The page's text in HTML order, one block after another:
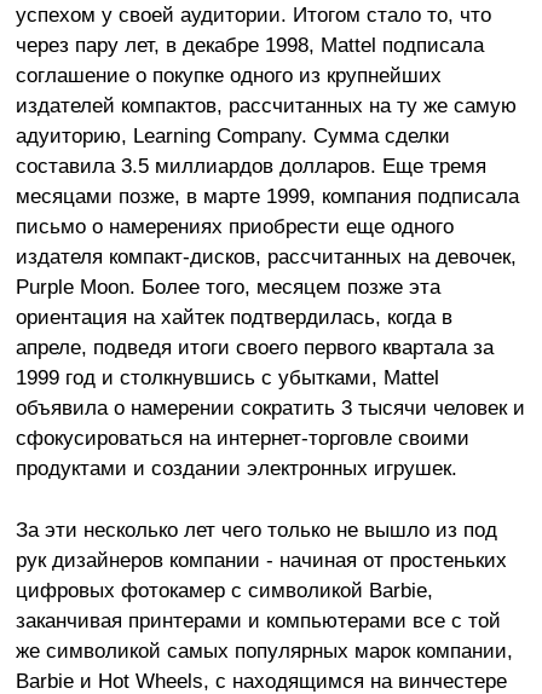
успехом у своей аудитории. Итогом стало то, что
через пару лет, в декабре 1998, Mattel подписала
соглашение о покупке одного из крупнейших
издателей компактов, рассчитанных на ту же самую
адуиторию, Learning Company. Сумма сделки
составила 3.5 миллиардов долларов. Еще тремя
месяцами позже, в марте 1999, компания подписала
письмо о намерениях приобрести еще одного
издателя компакт-дисков, рассчитанных на девочек,
Purple Moon. Более того, месяцем позже эта
ориентация на хайтек подтвердилась, когда в
апреле, подведя итоги своего первого квартала за
1999 год и столкнувшись с убытками, Mattel
объявила о намерении сократить 3 тысячи человек и
сфокусироваться на интернет-торговле своими
продуктами и создании электронных игрушек.
За эти несколько лет чего только не вышло из под
рук дизайнеров компании - начиная от простеньких
цифровых фотокамер с символикой Barbie,
заканчивая принтерами и компьютерами все с той
же символикой самых популярных марок компании,
Barbie и Hot Wheels, с находящимся на винчестере